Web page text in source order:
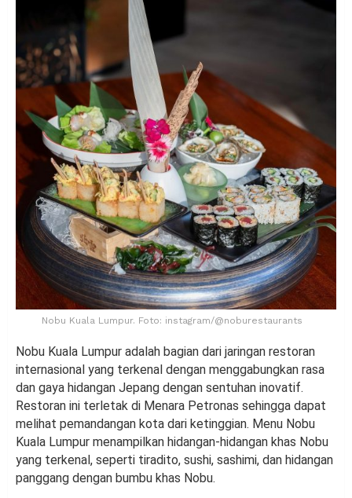
Nobu Kuala Lumpur. Foto: instagram/@noburestaurants
Nobu Kuala Lumpur adalah bagian dari jaringan restoran
internasional yang terkenal dengan menggabungkan rasa
dan gaya hidangan Jepang dengan sentuhan inovatif.
Restoran ini terletak di Menara Petronas sehingga dapat
melihat pemandangan kota dari ketinggian. Menu Nobu
Kuala Lumpur menampilkan hidangan-hidangan khas Nobu
yang terkenal, seperti tiradito, sushi, sashimi, dan hidangan
panggang dengan bumbu khas Nobu.